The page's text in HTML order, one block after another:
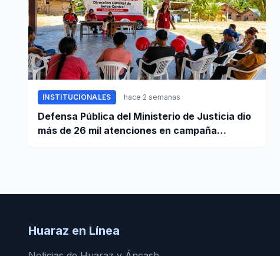
INSTITUCIONALES hace 2 semanas
Defensa Pública del Ministerio de Justicia dio
más de 26 mil atenciones en campaña
Huaraz en Línea